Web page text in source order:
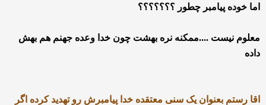
اما خوده پیامبر چطور ؟؟؟؟؟؟؟
معلوم نیست ....ممکنه نره بهشت چون خدا وعده جهنم هم بهش
داده
اقا رستم بعنوان یک سنی معتقده خدا پیامبرش رو تهدید کرده اگر